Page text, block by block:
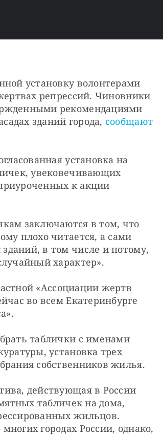
установку волонтерами
репрессий. Чиновники
рекомендациями
зданий города, сообщают
установка на
увековечивающих
к акции
заключаются в том, что
плохо читается, а сами
в том числе и потому,
характер».
«Ассоциации жертв
во всем Екатеринбурге
таблички с именами
установка трех
собственников жилья.
действующая в России
табличек на дома,
жильцов.
городах России, однако,